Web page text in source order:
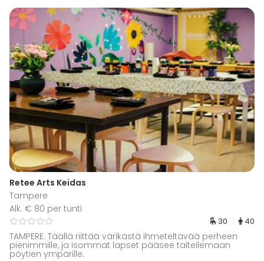
Retee Arts Keidas
Tampere
Alk. € 80 per tunti
30 40
TAMPERE. Täällä riittää värikästä ihmeteltävää perheen
pienimmille, ja isommat lapset pääsee taiteilemaan
pöytien ympärille.